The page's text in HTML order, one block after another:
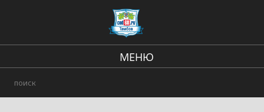
МЕНЮ